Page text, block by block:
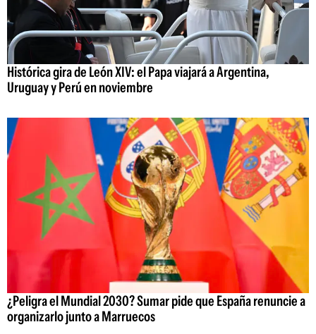
Histórica gira de León XIV: el Papa viajará a Argentina,
Uruguay y Perú en noviembre
¿Peligra el Mundial 2030? Sumar pide que España renuncie a
organizarlo junto a Marruecos